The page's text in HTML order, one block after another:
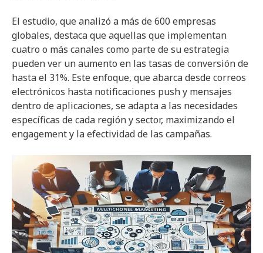
El estudio, que analizó a más de 600 empresas
globales, destaca que aquellas que implementan
cuatro o más canales como parte de su estrategia
pueden ver un aumento en las tasas de conversión de
hasta el 31%. Este enfoque, que abarca desde correos
electrónicos hasta notificaciones push y mensajes
dentro de aplicaciones, se adapta a las necesidades
específicas de cada región y sector, maximizando el
engagement y la efectividad de las campañas.